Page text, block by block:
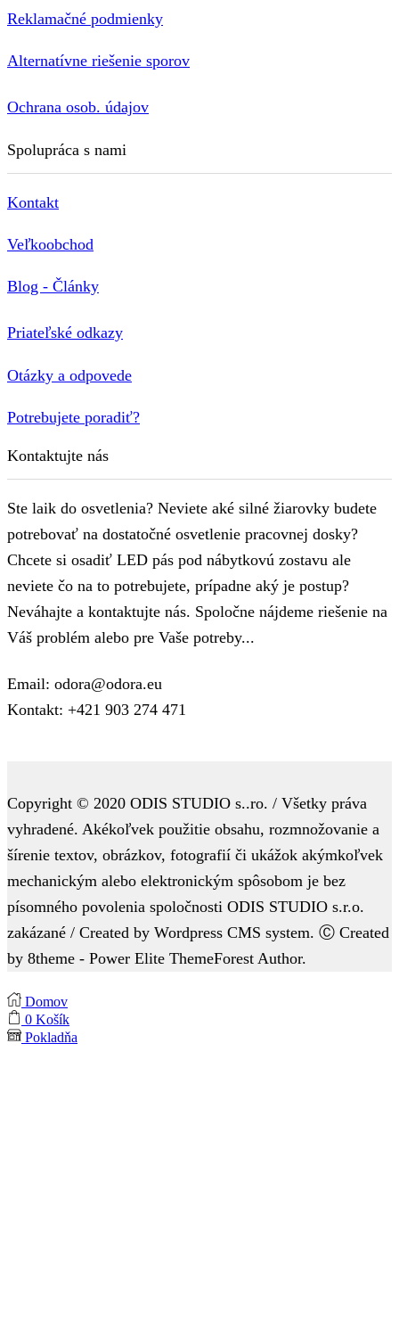
Reklamačné podmienky
Alternatívne riešenie sporov
Ochrana osob. údajov
Spolupráca s nami
Kontakt
Veľkoobchod
Blog - Články
Priateľské odkazy
Otázky a odpovede
Potrebujete poradiť?
Kontaktujte nás
Ste laik do osvetlenia? Neviete aké silné žiarovky budete
potrebovať na dostatočné osvetlenie pracovnej dosky?
Chcete si osadiť LED pás pod nábytkovú zostavu ale
neviete čo na to potrebujete, prípadne aký je postup?
Neváhajte a kontaktujte nás. Spoločne nájdeme riešenie na
Váš problém alebo pre Vaše potreby...
Email: odora@odora.eu
Kontakt: +421 903 274 471
Copyright © 2020 ODIS STUDIO s..ro. / Všetky práva
vyhradené. Akékoľvek použitie obsahu, rozmnožovanie a
šírenie textov, obrázkov, fotografií či ukážok akýmkoľvek
mechanickým alebo elektronickým spôsobom je bez
písomného povolenia spoločnosti ODIS STUDIO s.r.o.
zakázané / Created by Wordpress CMS system. Ⓒ Created
by 8theme - Power Elite ThemeForest Author.
Domov
0 Košík
Pokladňa